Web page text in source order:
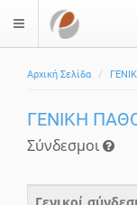
$langMenu
Αρχική Σελίδα
ΓΕΝΙΚΗ
Σύνδεσμοι